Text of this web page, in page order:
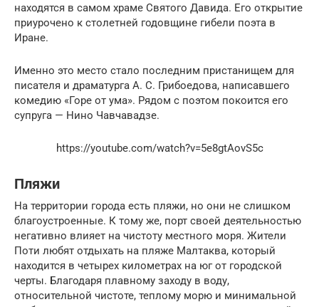
находятся в самом храме Святого Давида. Его открытие
приурочено к столетней годовщине гибели поэта в
Иране.
Именно это место стало последним пристанищем для
писателя и драматурга А. С. Грибоедова, написавшего
комедию «Горе от ума». Рядом с поэтом покоится его
супруга — Нино Чавчавадзе.
https://youtube.com/watch?v=5e8gtAovS5c
Пляжи
На территории города есть пляжи, но они не слишком
благоустроенные. К тому же, порт своей деятельностью
негативно влияет на чистоту местного моря. Жители
Поти любят отдыхать на пляже Малтаква, который
находится в четырех километрах на юг от городской
черты. Благодаря плавному заходу в воду,
относительной чистоте, теплому морю и минимальной